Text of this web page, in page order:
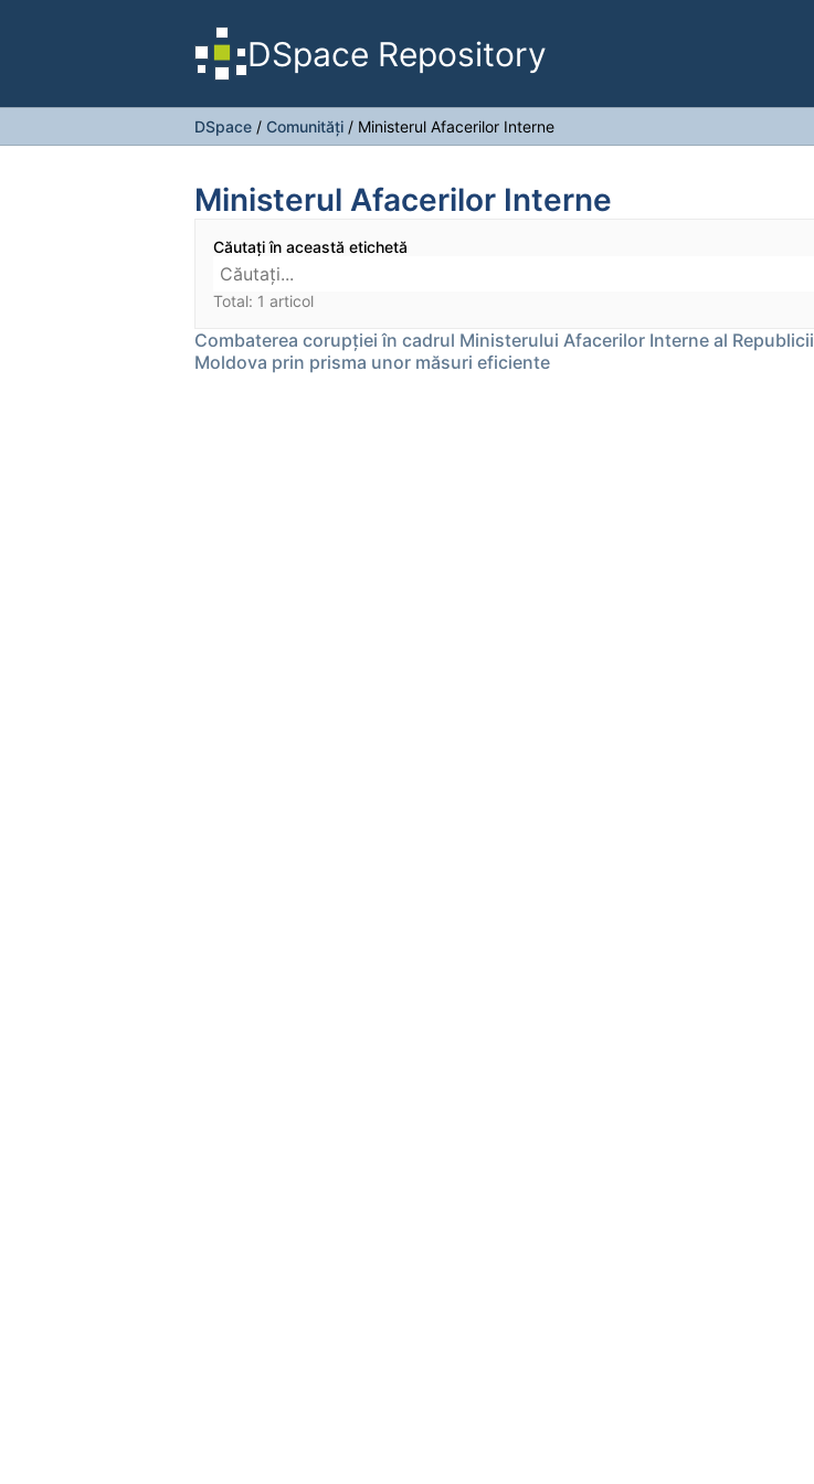
DSpace Repository
DSpace / Comunități / Ministerul Afacerilor Interne
Ministerul Afacerilor Interne
Căutați în această etichetă
Total: 1 articol
Combaterea corupţiei în cadrul Ministerului Afacerilor Interne al Republicii
Moldova prin prisma unor măsuri eficiente